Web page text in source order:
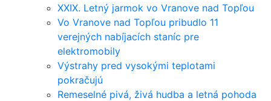
XXIX. Letný jarmok vo Vranove nad Topľou
Vo Vranove nad Topľou pribudlo 11
verejných nabíjacích staníc pre
elektromobily
Výstrahy pred vysokými teplotami
pokračujú
Remeselné pivá, živá hudba a letná pohoda